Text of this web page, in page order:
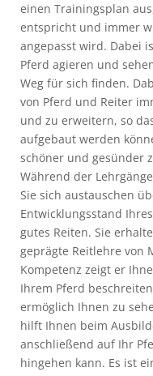
einen Trainingsplan
entspricht und immer
angepasst wird. Dabei
Pferd agieren und
Weg für sich finden.
von Pferd und Reiter
und zu erweitern, so
aufgebaut werden
schöner und gesünder
Während der
Sie sich austauschen
Entwicklungsstand
gutes Reiten. Sie
geprägte Reitlehre von
Kompetenz zeigt er
Ihrem Pferd
ermöglich Ihnen zu
hilft Ihnen beim
anschließend auf Ihr
hingehen kann. Es ist